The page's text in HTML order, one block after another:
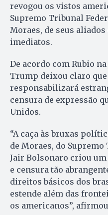
revogou os vistos
Supremo Tribunal
Moraes, de seus
imediatos.
De acordo com Rubio
Trump deixou claro
responsabilizará
censura de expressão
Unidos.
“A caça às bruxas
de Moraes, do
Jair Bolsonaro criou
e censura tão
direitos básicos dos
estende além das
os americanos”,